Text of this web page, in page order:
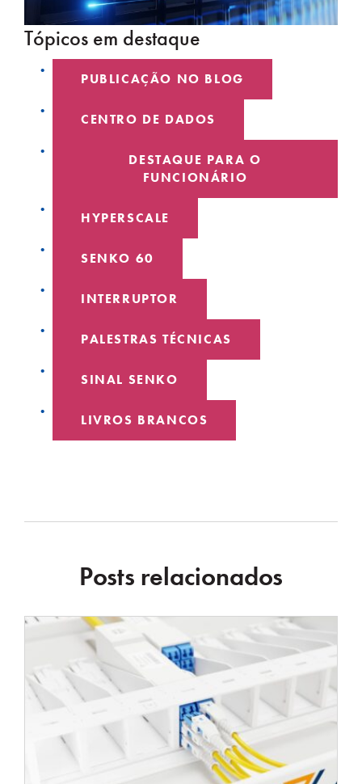
Tópicos em destaque
PUBLICAÇÃO NO BLOG
CENTRO DE DADOS
DESTAQUE PARA O
FUNCIONÁRIO
HYPERSCALE
SENKO 60
INTERRUPTOR
PALESTRAS TÉCNICAS
SINAL SENKO
LIVROS BRANCOS
Posts relacionados